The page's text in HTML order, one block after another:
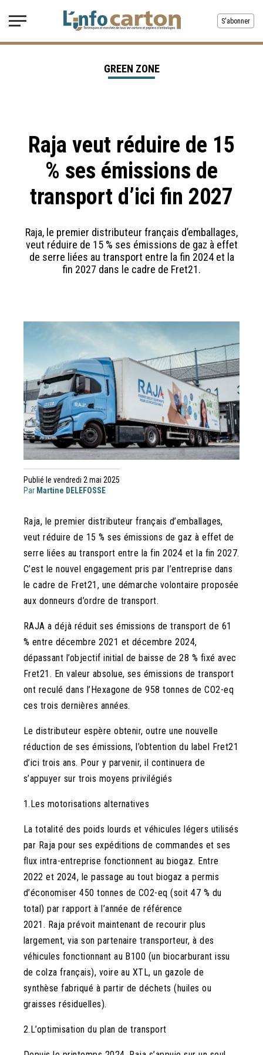
S'abonner
Raja veut réduire de 15
% ses émissions de
transport d’ici fin 2027
Raja, le premier distributeur français d’emballages,
veut réduire de 15 % ses émissions de gaz à effet
de serre liées au transport entre la fin 2024 et la
fin 2027 dans le cadre de Fret21.
GREEN ZONE
Publié le vendredi 2 mai 2025
Par Martine DELEFOSSE
Raja, le premier distributeur français d’emballages,
veut réduire de 15 % ses émissions de gaz à effet de
serre liées au transport entre la fin 2024 et la fin 2027.
C’est le nouvel engagement pris par l’entreprise dans
le cadre de Fret21, une démarche volontaire proposée
aux donneurs d’ordre de transport.
RAJA a déjà réduit ses émissions de transport de 61
% entre décembre 2021 et décembre 2024,
dépassant l’objectif initial de baisse de 28 % fixé avec
Fret21. En valeur absolue, ses émissions de transport
ont reculé dans l’Hexagone de 958 tonnes de CO2-eq
ces trois dernières années.
Le distributeur espère obtenir, outre une nouvelle
réduction de ses émissions, l’obtention du label Fret21
d’ici trois ans. Pour y parvenir, il continuera de
s’appuyer sur trois moyens privilégiés
1.Les motorisations alternatives
La totalité des poids lourds et véhicules légers utilisés
par Raja pour ses expéditions de commandes et ses
flux intra-entreprise fonctionnent au biogaz. Entre
2022 et 2024, le passage au tout biogaz a permis
d’économiser 450 tonnes de CO2-eq (soit 47 % du
total) par rapport à l’année de référence
2021. Raja prévoit maintenant de recourir plus
largement, via son partenaire transporteur, à des
véhicules fonctionnant au B100 (un biocarburant issu
de colza français), voire au XTL, un gazole de
synthèse fabriqué à partir de déchets (huiles ou
graisses résiduelles).
2.L’optimisation du plan de transport